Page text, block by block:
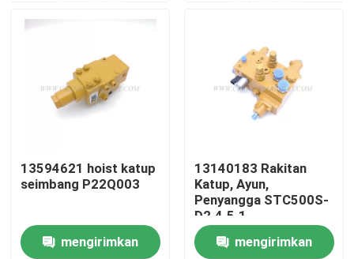
Kontrol kualitas
Berita
Quote request suatu
13594621 hoist katup
seimbang P22Q003
mengirimkan
13140183 Rakitan
Katup, Ayun,
Penyangga STC500S-
D2.4.5.1
mengirimkan